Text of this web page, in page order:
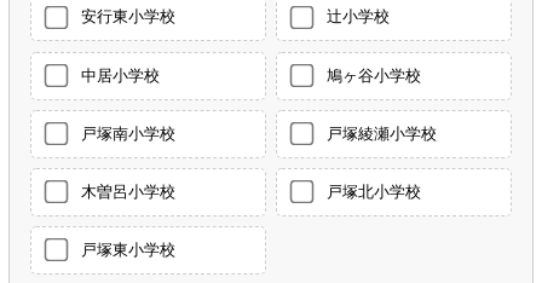
安行東小学校 辻小学校
中居小学校 鳩ヶ谷小学校
戸塚南小学校 戸塚綾瀬小学校
木曽呂小学校 戸塚北小学校
戸塚東小学校